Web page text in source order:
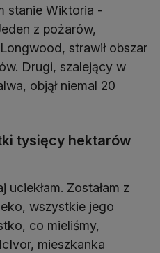
stanie Wiktoria -
z pożarów,
strawił obszar
Drugi, szalejący w
objął niemal 20
tysięcy hektarów
uciekłam. Zostałam z
wszystkie jego
co mieliśmy,
mieszkanka